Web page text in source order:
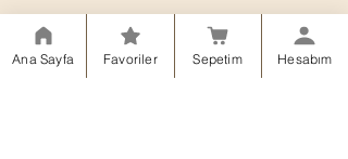
Ana Sayfa Favoriler Sepetim Hesabım